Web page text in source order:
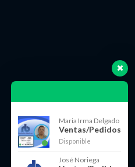
Maria Irma Delgado
Ventas/Pedidos
Disponible
José Noriega